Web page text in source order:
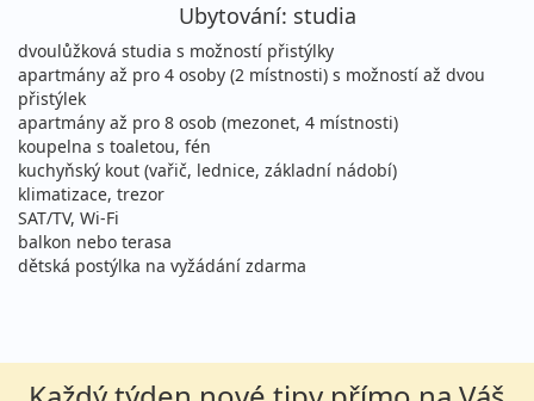
23 890 Kč
cena za 15 dní (14 nocí)
22.08. - 05.09.2026
sobota - sobota
vlastní
letecky (Vídeň)
23 890 Kč
cena za 15 dní (14 nocí) vyprodáno
29.08. - 05.09.2026
sobota - sobota
Ubytování: studia
dvoulůžková studia s možností přistýlky
apartmány až pro 4 osoby (2 místnosti) s možností až dvou
přistýlek
apartmány až pro 8 osob (mezonet, 4 místnosti)
koupelna s toaletou, fén
kuchyňský kout (vařič, lednice, základní nádobí)
klimatizace, trezor
SAT/TV, Wi-Fi
balkon nebo terasa
dětská postýlka na vyžádání zdarma